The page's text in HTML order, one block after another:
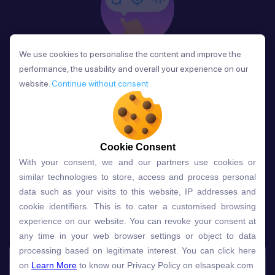
Phản Hồi
Sau mỗi bài học, người học nhận phản hồi về phát
âm và ngữ pháp ngay lập tức, giúp cải thiện kỹ năng
và tiến bộ nhanh chóng.
Lựa chọn gói học ELSA dành
cho bạn
Gói học Free Premium
Speech Analyzer
We use cookies to personalise the content and improve the
performance, the usability and overall your experience on our
website. Continue without consent
Cookie Consent
With your consent, we and our partners use cookies or
similar technologies to store, access and process personal
data such as your visits to this website, IP addresses and
cookie identifiers. This is to cater a customised browsing
experience on our website. You can revoke your consent at
any time in your web browser settings or object to data
processing based on legitimate interest. You can click here
on Learn More to know our Privacy Policy on elsaspeak.com
We use cookies to personalise the content and improve the
performance, the usability and overall your experience on our
website. Continue without consent
Cookie Consent
With your consent, we and our partners use cookies or
similar technologies to store, access and process personal
data such as your visits to this website, IP addresses and
cookie identifiers. This is to cater a customised browsing
experience on our website. You can revoke your consent at
any time in your web browser settings or object to data
processing based on legitimate interest. You can click here
on Learn More to know our Privacy Policy on elsaspeak.com